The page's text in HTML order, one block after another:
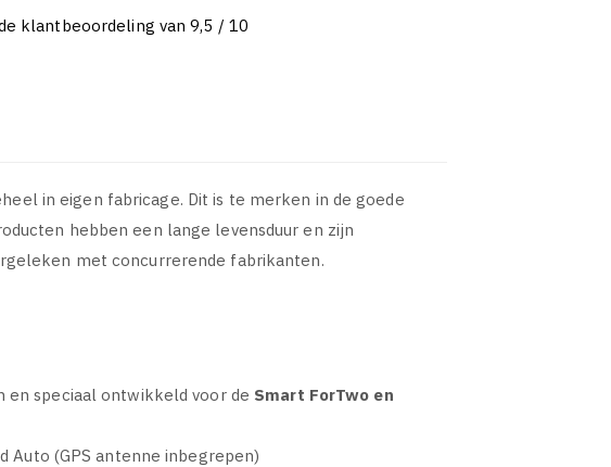
klantbeoordeling van 9,5 / 10
in eigen fabricage. Dit is te merken in de goede
hebben een lange levensduur en zijn
met concurrerende fabrikanten.
en speciaal ontwikkeld voor de Smart ForTwo en
Auto (GPS antenne inbegrepen)